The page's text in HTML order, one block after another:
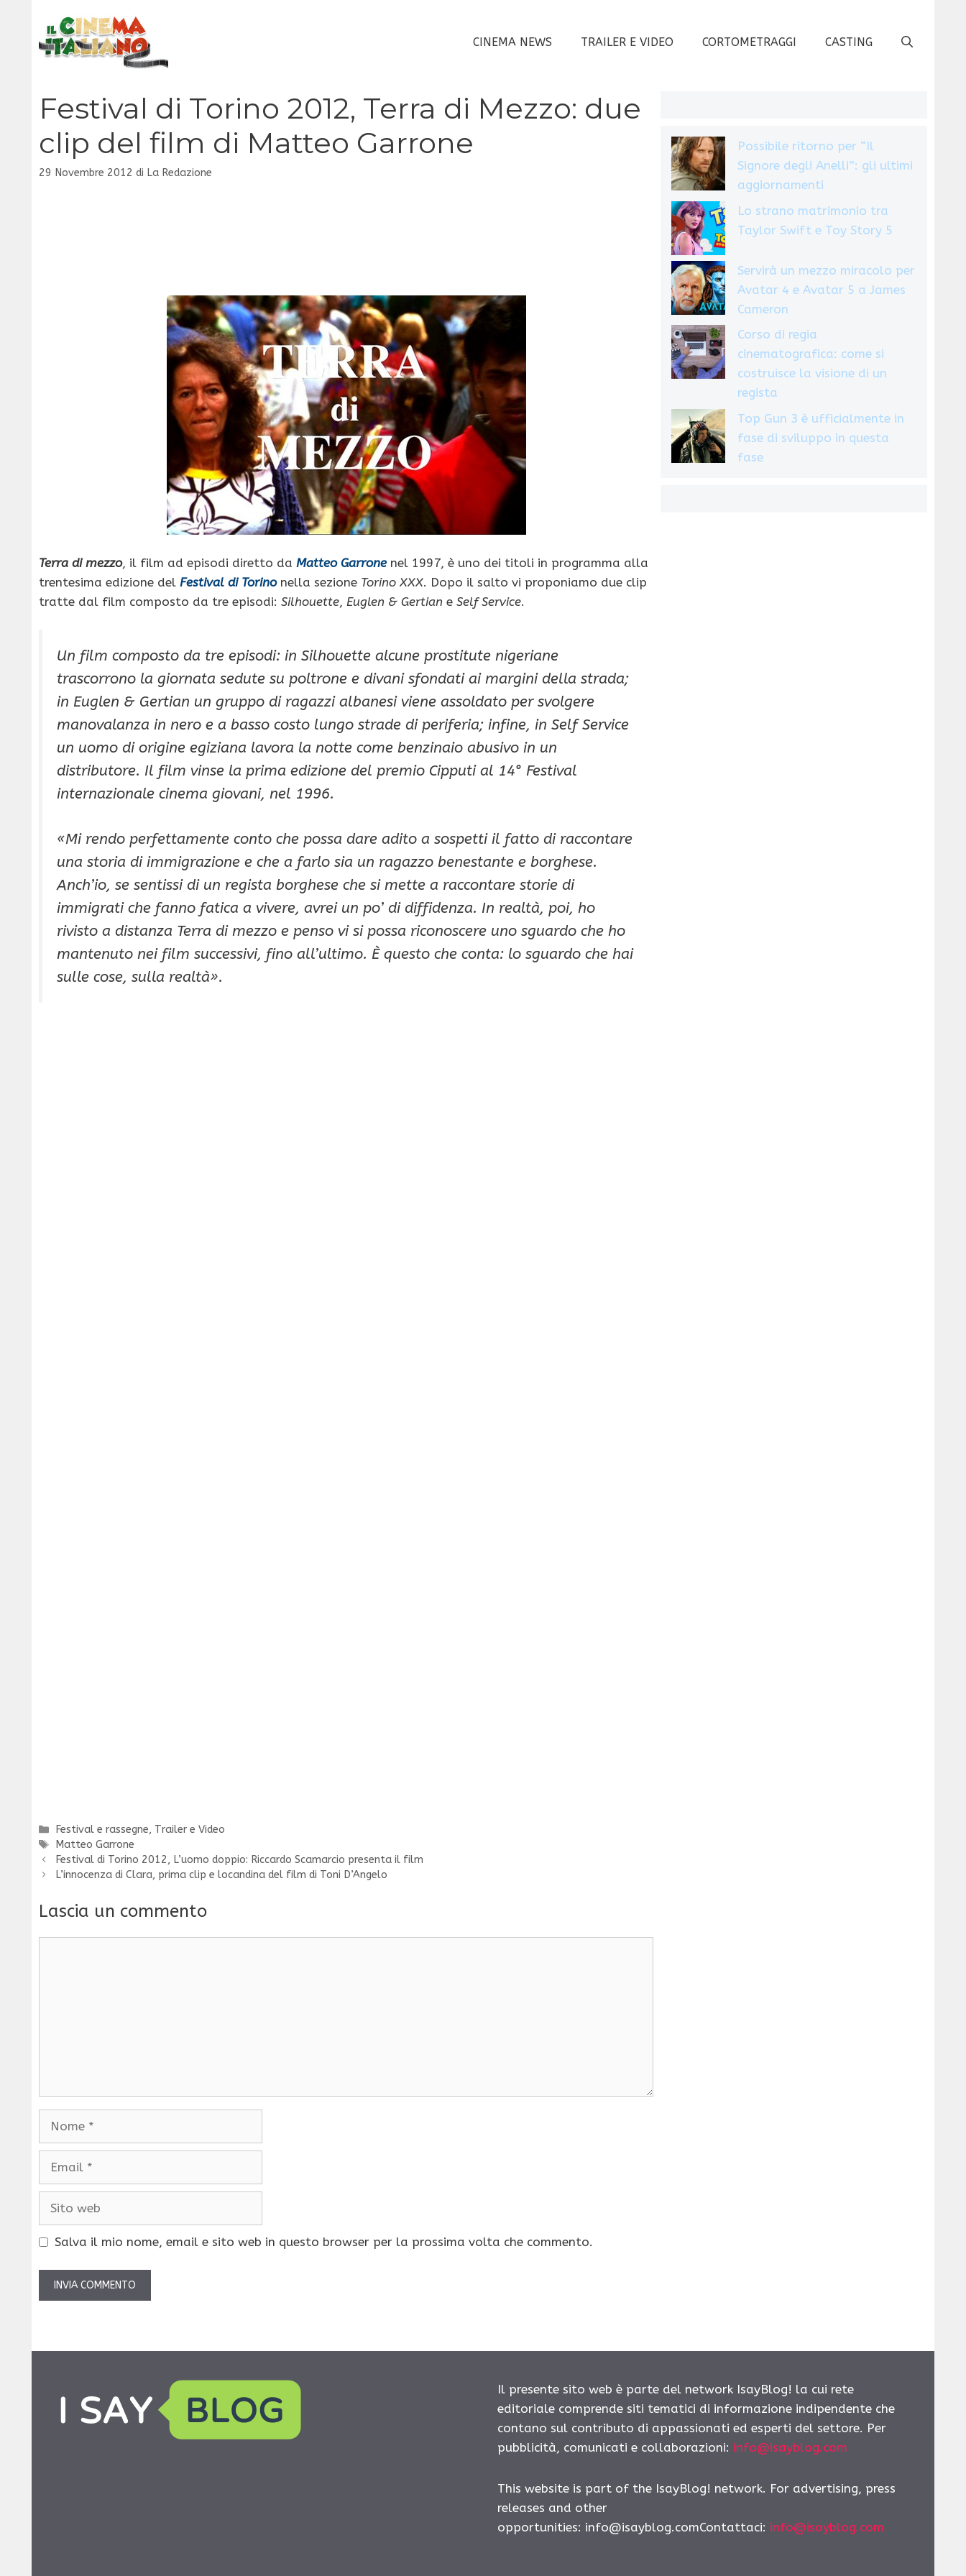
contenuto
CINEMA NEWS TRAILER E VIDEO CORTOMETRAGGI CASTING
Festival di Torino 2012, Terra di Mezzo: due
clip del film di Matteo Garrone
29 Novembre 2012 di La Redazione
Terra di mezzo, il film ad episodi diretto da Matteo Garronenel 1997, è uno dei titoli in programma alla
trentesima edizione del Festival di Torinonella sezione Torino XXX. Dopo il salto vi proponiamo due clip
tratte dal film composto da tre episodi: Silhouette, Euglen & Gertian e Self Service.
Un film composto da tre episodi: in Silhouette alcune prostitute nigeriane
trascorrono la giornata sedute su poltrone e divani sfondati ai margini della strada;
in Euglen & Gertian un gruppo di ragazzi albanesi viene assoldato per svolgere
manovalanza in nero e a basso costo lungo strade di periferia; infine, in Self Service
un uomo di origine egiziana lavora la notte come benzinaio abusivo in un
distributore. Il film vinse la prima edizione del premio Cipputi al 14° Festival
internazionale cinema giovani, nel 1996.
«Mi rendo perfettamente conto che possa dare adito a sospetti il fatto di raccontare
una storia di immigrazione e che a farlo sia un ragazzo benestante e borghese.
Anch’io, se sentissi di un regista borghese che si mette a raccontare storie di
immigrati che fanno fatica a vivere, avrei un po’ di diffidenza. In realtà, poi, ho
rivisto a distanza Terra di mezzo e penso vi si possa riconoscere uno sguardo che ho
mantenuto nei film successivi, fino all’ultimo. È questo che conta: lo sguardo che hai
sulle cose, sulla realtà».
Categorie
Festival e rassegne, Trailer e Video
Tag
Matteo Garrone
Festival di Torino 2012, L’uomo doppio: Riccardo Scamarcio presenta il film
L’innocenza di Clara, prima clip e locandina del film di Toni D’Angelo
Lascia un commento
Salva il mio nome, email e sito web in questo browser per la prossima volta che commento.
Possibile ritorno per “Il
Signore degli Anelli”: gli ultimi
aggiornamenti
Lo strano matrimonio tra
Taylor Swift e Toy Story 5
Servirà un mezzo miracolo per
Avatar 4 e Avatar 5 a James
Cameron
Corso di regia
cinematografica: come si
costruisce la visione di un
regista
Top Gun 3 è ufficialmente in
fase di sviluppo in questa
fase
Il presente sito web è parte del network IsayBlog! la cui rete
editoriale comprende siti tematici di informazione indipendente che
contano sul contributo di appassionati ed esperti del settore. Per
pubblicità, comunicati e collaborazioni: info@isayblog.com
This website is part of the IsayBlog! network. For advertising, press
releases and other
opportunities: info@isayblog.comContattaci: info@isayblog.com